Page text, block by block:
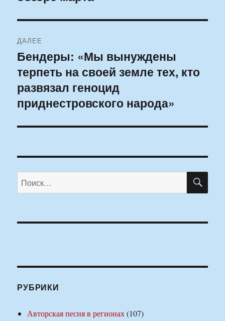
ДАЛЕЕ
Следующая
запись:
Бендеры: «Мы вынуждены
терпеть на своей земле тех, кто
развязал геноцид
приднестровского народа»
Искать:
РУБРИКИ
Авторская песня в регионах(107)